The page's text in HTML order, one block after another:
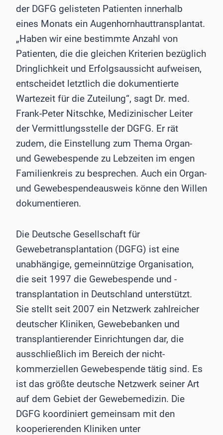
der DGFG gelisteten Patienten innerhalb
eines Monats ein Augenhornhauttransplantat.
„Haben wir eine bestimmte Anzahl von
Patienten, die die gleichen Kriterien bezüglich
Dringlichkeit und Erfolgsaussicht aufweisen,
entscheidet letztlich die dokumentierte
Wartezeit für die Zuteilung“, sagt Dr. med.
Frank-Peter Nitschke, Medizinischer Leiter
der Vermittlungsstelle der DGFG. Er rät
zudem, die Einstellung zum Thema Organ-
und Gewebespende zu Lebzeiten im engen
Familienkreis zu besprechen. Auch ein Organ-
und Gewebespendeausweis könne den Willen
dokumentieren.
Die Deutsche Gesellschaft für
Gewebetransplantation (DGFG) ist eine
unabhängige, gemeinnützige Organisation,
die seit 1997 die Gewebespende und -
transplantation in Deutschland unterstützt.
Sie stellt seit 2007 ein Netzwerk zahlreicher
deutscher Kliniken, Gewebebanken und
transplantierender Einrichtungen dar, die
ausschließlich im Bereich der nicht-
kommerziellen Gewebespende tätig sind. Es
ist das größte deutsche Netzwerk seiner Art
auf dem Gebiet der Gewebemedizin. Die
DGFG koordiniert gemeinsam mit den
kooperierenden Kliniken unter